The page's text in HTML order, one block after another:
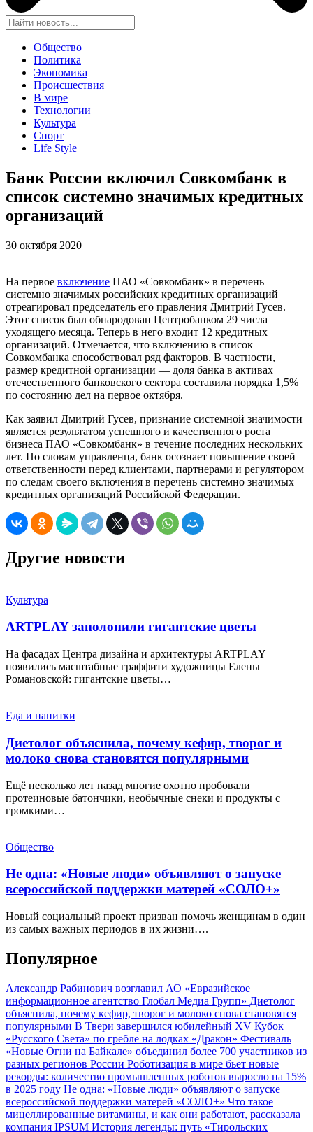
Общество
Политика
Экономика
Происшествия
В мире
Технологии
Культура
Спорт
Life Style
Банк России включил Совкомбанк в
список системно значимых кредитных
организаций
30 октября 2020
На первое включение ПАО «Совкомбанк» в перечень
системно значимых российских кредитных организаций
отреагировал председатель его правления Дмитрий Гусев.
Этот список был обнародован Центробанком 29 числа
уходящего месяца. Теперь в него входит 12 кредитных
организаций. Отмечается, что включению в список
Совкомбанка способствовал ряд факторов. В частности,
размер кредитной организации — доля банка в активах
отечественного банковского сектора составила порядка 1,5%
по состоянию дел на первое октября.
Как заявил Дмитрий Гусев, признание системной значимости
является результатом успешного и качественного роста
бизнеса ПАО «Совкомбанк» в течение последних нескольких
лет. По словам управленца, банк осознает повышение своей
ответственности перед клиентами, партнерами и регулятором
по следам своего включения в перечень системно значимых
кредитных организаций Российской Федерации.
Другие новости
Культура
ARTPLAY заполонили гигантские цветы
На фасадах Центра дизайна и архитектуры ARTPLAY
появились масштабные граффити художницы Елены
Романовской: гигантские цветы…
Еда и напитки
Диетолог объяснила, почему кефир, творог и
молоко снова становятся популярными
Ещё несколько лет назад многие охотно пробовали
протеиновые батончики, необычные снеки и продукты с
громкими…
Общество
Не одна: «Новые люди» объявляют о запуске
всероссийской поддержки матерей «СОЛО+»
Новый социальный проект призван помочь женщинам в один
из самых важных периодов в их жизни….
Популярное
Александр Рабинович возглавил АО «Евразийское
информационное агентство Глобал Медиа Групп» Диетолог
объяснила, почему кефир, творог и молоко снова становятся
популярными В Твери завершился юбилейный XV Кубок
«Русского Света» по гребле на лодках «Дракон» Фестиваль
«Новые Огни на Байкале» объединил более 700 участников из
разных регионов России Роботизация в мире бьет новые
рекорды: количество промышленных роботов выросло на 15%
в 2025 году Не одна: «Новые люди» объявляют о запуске
всероссийской поддержки матерей «СОЛО+» Что такое
мицеллированные витамины, и как они работают, рассказала
компания IPSUM История легенды: путь «Тирольских